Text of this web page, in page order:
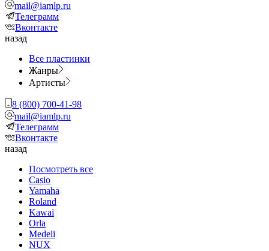
mail@iamlp.ru
Телеграмм
Вконтакте
назад
Все пластинки
Жанры
Артисты
8 (800) 700-41-98
mail@iamlp.ru
Телеграмм
Вконтакте
назад
Посмотреть все
Casio
Yamaha
Roland
Kawai
Orla
Medeli
NUX